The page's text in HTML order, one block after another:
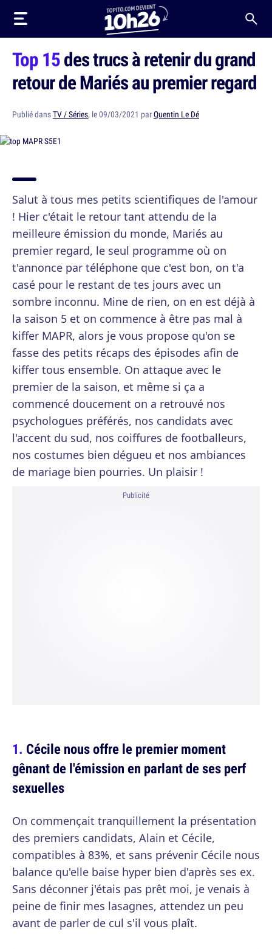
Top 15des trucs à retenir du grand
retour de Mariés au premier regard
Publié dansTV / Séries, le 09/03/2021 parQuentin Le Dé
Salut à tous mes petits scientifiques de l'amour
! Hier c'était le retour tant attendu de la
meilleure émission du monde, Mariés au
premier regard, le seul programme où on
t'annonce par téléphone que c'est bon, on t'a
casé pour le restant de tes jours avec un
sombre inconnu. Mine de rien, on en est déjà à
la saison 5 et on commence à être pas mal à
kiffer MAPR, alors je vous propose qu'on se
fasse des petits récaps des épisodes afin de
kiffer tous ensemble. On attaque avec le
premier de la saison, et même si ça a
commencé doucement on a retrouvé nos
psychologues préférés, nos candidats avec
l'accent du sud, nos coiffures de footballeurs,
nos costumes bien dégueu et nos ambiances
de mariage bien pourries. Un plaisir !
Publicité
Cécile nous offre le premier moment
gênant de l'émission en parlant de ses perf
sexuelles
On commençait tranquillement la présentation
des premiers candidats, Alain et Cécile,
compatibles à 83%, et sans prévenir Cécile nous
balance qu'elle baise hyper bien d'après ses ex.
Sans déconner j'étais pas prêt moi, je venais à
peine de finir mes lasagnes, attendez un peu
avant de parler de cul s'il vous plaît.